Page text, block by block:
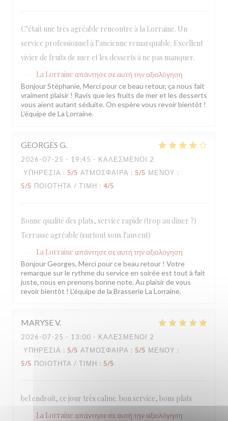
C’était une très agréable rencontre à la Lorraine. Un
service professionnel à l’ancienne remarquable. Excellent
vivier de fruits de mer et les desserts à ne pas manquer.
La Lorraine απάντησε σε αυτή την αξιολόγηση
Bonjour Stéphanie, Merci pour ce beau retour, ça nous fait
vraiment plaisir ! Ravis que les fruits de mer et les desserts
vous aient autant séduite. On espère vous revoir bientôt !
L'équipe de La Lorraine.
GEORGES G
2026-07-25 - 19:45 - ΚΑΛΕΣΜΈΝΟΙ 2
ΥΠΗΡΕΣΊΑ : 5/5 ΑΤΜΌΣΦΑΙΡΑ : 5/5 ΜΕΝΟΎ :
5/5 ΠΟΙΌΤΗΤΑ / ΤΙΜΉ : 4/5
Bonne qualité des plats, service rapide (trop au dîner ?)
Terrasse agréable (surtout sous l'auvent)
La Lorraine απάντησε σε αυτή την αξιολόγηση
Bonjour Georges, Merci pour ce beau retour ! Votre
remarque sur le rythme du service en soirée est tout à fait
juste, nous en prenons bonne note. Au plaisir de vous
revoir bientôt ! L'équipe de la Brasserie La Lorraine.
MARYSEV
2026-07-25 - 13:00 - ΚΑΛΕΣΜΈΝΟΙ 2
ΥΠΗΡΕΣΊΑ : 5/5 ΑΤΜΌΣΦΑΙΡΑ : 5/5 ΜΕΝΟΎ :
5/5 ΠΟΙΌΤΗΤΑ / ΤΙΜΉ : 5/5
bel endroit, ce jour très calme. bon service, bons plats
La Lorraine απάντησε σε αυτή την αξιολόγηση